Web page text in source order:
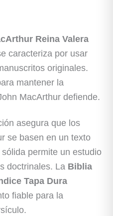
Reina Valera
caracteriza por usar
originales.
mantener la
MacArthur defiende.
asegura que los
se basen en un texto
permite un estudio
doctrinales. La Biblia
Tapa Dura
fiable para la